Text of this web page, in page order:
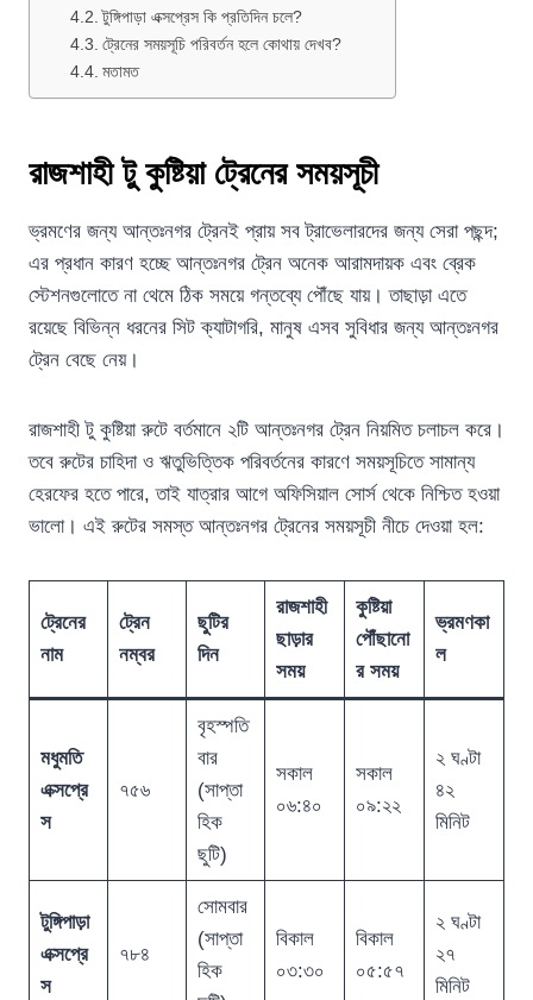
টুঙ্গিপাড়া এক্সপ্রেস কি প্রতিদিন চলে?
ট্রেনের সময়সূচি পরিবর্তন হলে কোথায় দেখব?
মতামত
রাজশাহী টু কুষ্টিয়া ট্রেনের সময়সূচী
ভ্রমণের জন্য আন্তঃনগর ট্রেনই প্রায় সব ট্রাভেলারদের জন্য সেরা পছন্দ;
এর প্রধান কারণ হচ্ছে আন্তঃনগর ট্রেন অনেক আরামদায়ক এবং ব্রেক
স্টেশনগুলোতে না থেমে ঠিক সময়ে গন্তব্যে পৌঁছে যায়। তাছাড়া এতে
রয়েছে বিভিন্ন ধরনের সিট ক্যাটাগরি, মানুষ এসব সুবিধার জন্য আন্তঃনগর
ট্রেন বেছে নেয়।
রাজশাহী টু কুষ্টিয়া রুটে বর্তমানে ২টি আন্তঃনগর ট্রেন নিয়মিত চলাচল করে।
তবে রুটের চাহিদা ও ঋতুভিত্তিক পরিবর্তনের কারণে সময়সূচিতে সামান্য
হেরফের হতে পারে, তাই যাত্রার আগে অফিসিয়াল সোর্স থেকে নিশ্চিত হওয়া
ভালো। এই রুটের সমস্ত আন্তঃনগর ট্রেনের সময়সূচী নীচে দেওয়া হল:
ট্রেনের
নাম
ট্রেন
নম্বর
ছুটির
দিন
রাজশাহী
ছাড়ার
সময়
কুষ্টিয়া
পৌঁছানো
র সময়
ভ্রমণকা
ল
মধুমতি
এক্সপ্রে
স
৭৫৬
বৃহস্পতি
বার
(সাপ্তা
হিক
ছুটি)
সকাল
০৬:৪০
সকাল
০৯:২২
২ ঘণ্টা
৪২
মিনিট
টুঙ্গিপাড়া
এক্সপ্রে
স
৭৮৪
সোমবার
(সাপ্তা
হিক
বিকাল
০৩:৩০
বিকাল
০৫:৫৭
২ ঘণ্টা
২৭
মিনিট